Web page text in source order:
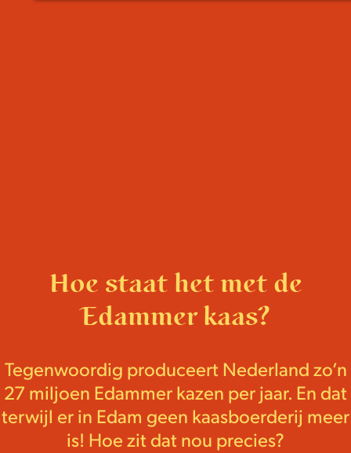
Hoe staat het met de
Edammer kaas?
Tegenwoordig produceert Nederland zo’n
27 miljoen Edammer kazen per jaar. En dat
terwijl er in Edam geen kaasboerderij meer
is! Hoe zit dat nou precies?